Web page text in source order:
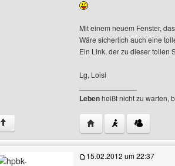
Mit einem neuem Fenster,
Wäre sicherlich auch eine
Ein Link, der zu dieser tollen
Lg, Loisi
Lebenheißt nicht zu warten,
↑ Website dieses
15.02.2012 um 22:37